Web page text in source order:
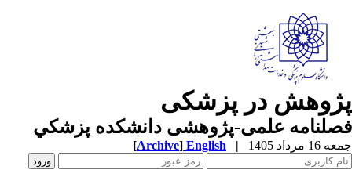
در پزشکی
علمی-پژوهشی دانشکده پزشکي
مرداد 1405 |
English
[Archive]